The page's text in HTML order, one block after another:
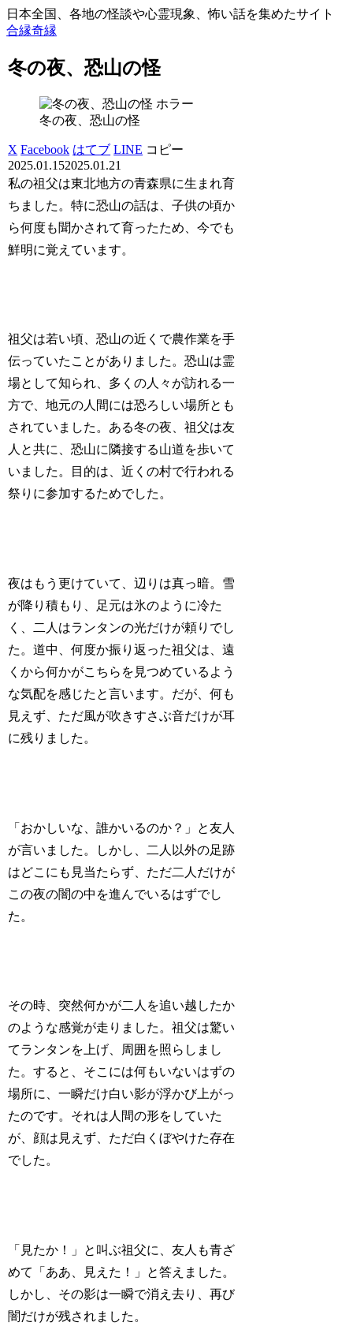
日本全国、各地の怪談や心霊現象、怖い話を集めたサイト
合縁奇縁
冬の夜、恐山の怪
ホラー
冬の夜、恐山の怪
X Facebook はてブ LINE コピー
2025.01.152025.01.21
私の祖父は東北地方の青森県に生まれ育
ちました。特に恐山の話は、子供の頃か
ら何度も聞かされて育ったため、今でも
鮮明に覚えています。
祖父は若い頃、恐山の近くで農作業を手
伝っていたことがありました。恐山は霊
場として知られ、多くの人々が訪れる一
方で、地元の人間には恐ろしい場所とも
されていました。ある冬の夜、祖父は友
人と共に、恐山に隣接する山道を歩いて
いました。目的は、近くの村で行われる
祭りに参加するためでした。
夜はもう更けていて、辺りは真っ暗。雪
が降り積もり、足元は氷のように冷た
く、二人はランタンの光だけが頼りでし
た。道中、何度か振り返った祖父は、遠
くから何かがこちらを見つめているよう
な気配を感じたと言います。だが、何も
見えず、ただ風が吹きすさぶ音だけが耳
に残りました。
「おかしいな、誰かいるのか？」と友人
が言いました。しかし、二人以外の足跡
はどこにも見当たらず、ただ二人だけが
この夜の闇の中を進んでいるはずでし
た。
その時、突然何かが二人を追い越したか
のような感覚が走りました。祖父は驚い
てランタンを上げ、周囲を照らしまし
た。すると、そこには何もいないはずの
場所に、一瞬だけ白い影が浮かび上がっ
たのです。それは人間の形をしていた
が、顔は見えず、ただ白くぼやけた存在
でした。
「見たか！」と叫ぶ祖父に、友人も青ざ
めて「ああ、見えた！」と答えました。
しかし、その影は一瞬で消え去り、再び
闇だけが残されました。